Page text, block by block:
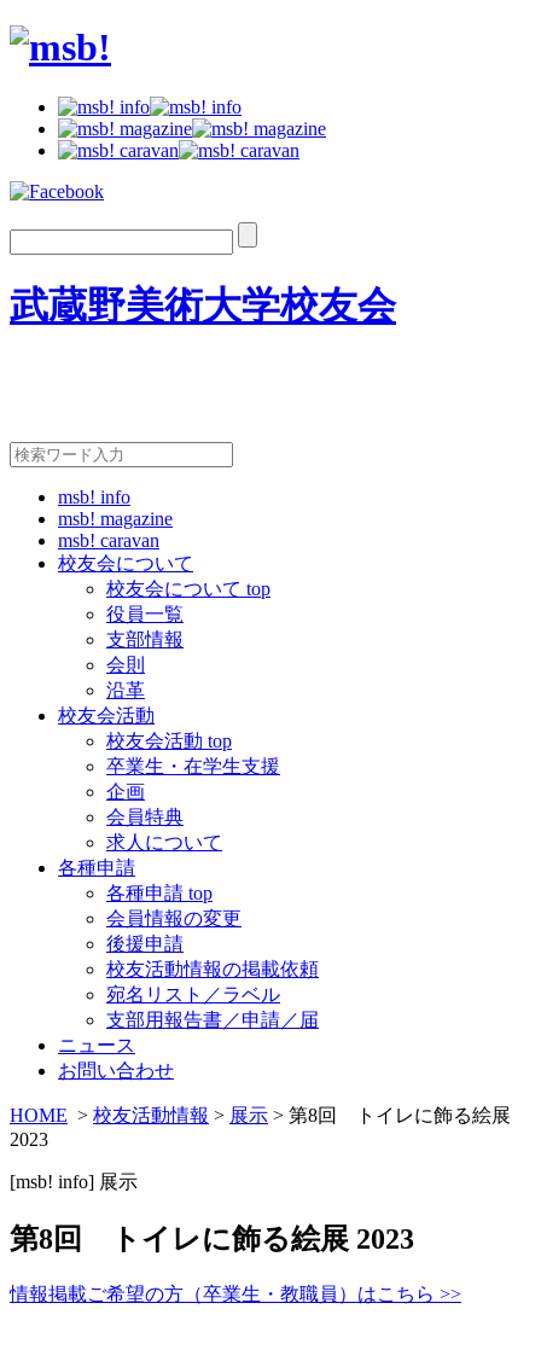
武蔵野美術大学校友会
msb! info
msb! magazine
msb! caravan
校友会について
校友会について top
役員一覧
支部情報
会則
沿革
校友会活動
校友会活動 top
卒業生・在学生支援
企画
会員特典
求人について
各種申請
各種申請 top
会員情報の変更
後援申請
校友活動情報の掲載依頼
宛名リスト／ラベル
支部用報告書／申請／届
ニュース
お問い合わせ
HOME > 校友活動情報 > 展示 > 第8回 トイレに飾る絵展
2023
[msb! info] 展示
第8回 トイレに飾る絵展 2023
情報掲載ご希望の方（卒業生・教職員）はこちら >>